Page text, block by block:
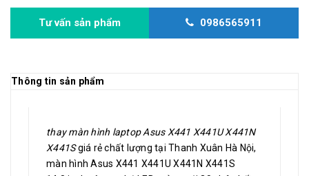
Tư vấn sản phẩm 0986565911
Thông tin sản phẩm
thay màn hình laptop Asus X441 X441U X441N
X441Sgiá rẻ chất lượng tại Thanh Xuân Hà Nội,
màn hình Asus X441 X441U X441N X441S